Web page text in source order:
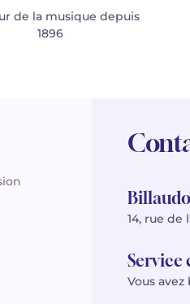
de la musique depuis
1896
14, rue de
Service
Vous